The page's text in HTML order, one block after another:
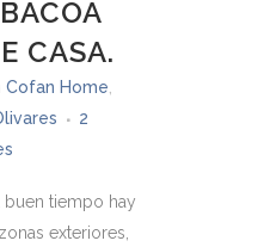
CASA.
Cofan Home,
2
tiempo hay
exteriores,